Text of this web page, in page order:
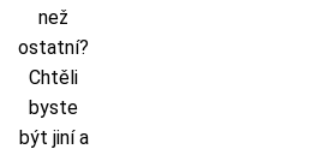
než
ostatní?
Chtěli
byste
být jiní a